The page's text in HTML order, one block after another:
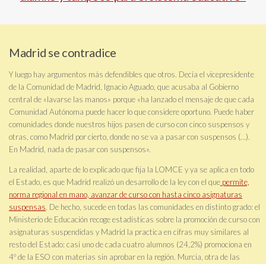
Madrid se contradice
Y luego hay argumentos más defendibles que otros. Decía el vicepresidente
de la Comunidad de Madrid, Ignacio Aguado, que acusaba al Gobierno
central de «lavarse las manos» porque «ha lanzado el mensaje de que cada
Comunidad Autónoma puede hacer lo que considere oportuno. Puede haber
comunidades donde nuestros hijos pasen de curso con cinco suspensos y
otras, como Madrid por cierto, donde no se va a pasar con suspensos (…).
En Madrid, nada de pasar con suspensos».
La realidad, aparte de lo explicado que fija la LOMCE y ya se aplica en todo
el Estado, es que Madrid realizó un desarrollo de la ley con el que permite,
norma regional en mano, avanzar de curso con hasta cinco asignaturas
suspensas. De hecho, sucede en todas las comunidades en distinto grado: el
Ministerio de Educación recoge estadísticas sobre la promoción de curso con
asignaturas suspendidas y Madrid la practica en cifras muy similares al
resto del Estado: casi uno de cada cuatro alumnos (24,2%) promociona en
4º de la ESO con materias sin aprobar en la región. Murcia, otra de las